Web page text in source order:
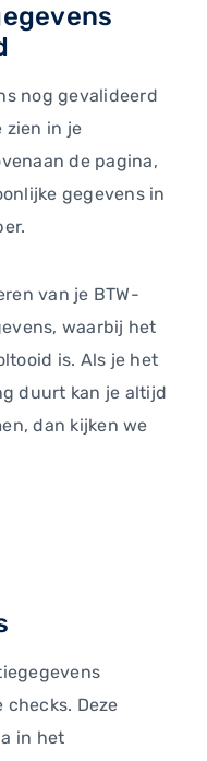
nog gevalideerd
zien in je
de pagina,
gegevens in
van je BTW-
waarbij het
is. Als je het
duurt kan je altijd
dan kijken we
Deze
in het